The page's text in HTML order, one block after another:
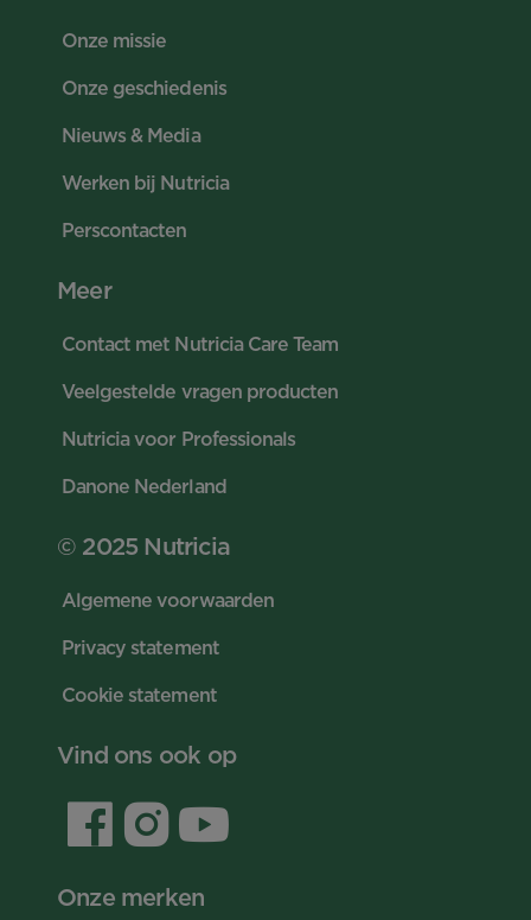
Onze missie
Onze geschiedenis
Nieuws & Media
Werken bij Nutricia
Perscontacten
Meer
Contact met Nutricia Care Team
Veelgestelde vragen producten
Nutricia voor Professionals
Danone Nederland
© 2025 Nutricia
Algemene voorwaarden
Privacy statement
Cookie statement
Vind ons ook op
Onze merken